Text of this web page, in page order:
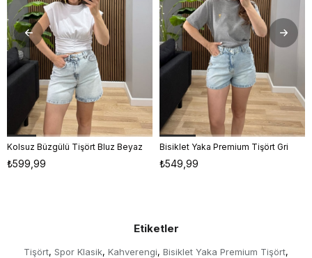
S M L
Kolsuz Büzgülü Tişört Bluz Beyaz
₺599,99
S M L
Bisiklet Yaka Premium Tişört Gri
₺549,99
Etiketler
Tişört, Spor Klasik, Kahverengi, Bisiklet Yaka Premium Tişört,